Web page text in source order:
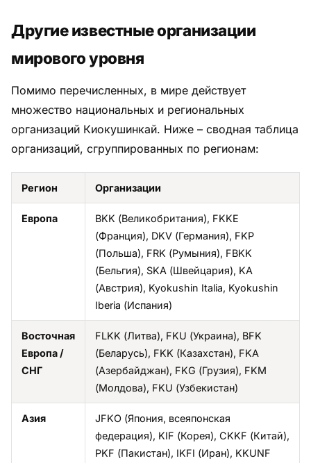
Другие известные организации
мирового уровня
Помимо перечисленных, в мире действует
множество национальных и региональных
организаций Киокушинкай. Ниже – сводная таблица
организаций, сгруппированных по регионам:
Регион Организации
Европа
BKK (Великобритания), FKKE
(Франция), DKV (Германия), FKP
(Польша), FRK (Румыния), FBKK
(Бельгия), SKA (Швейцария), KA
(Австрия), Kyokushin Italia, Kyokushin
Iberia (Испания)
Восточная
Европа /
СНГ
FLKK (Литва), FKU (Украина), BFK
(Беларусь), FKK (Казахстан), FKA
(Азербайджан), FKG (Грузия), FKM
(Молдова), FKU (Узбекистан)
Азия
JFKO (Япония, всеяпонская
федерация), KIF (Корея), CKKF (Китай),
PKF (Пакистан), IKFI (Иран), KKUNF